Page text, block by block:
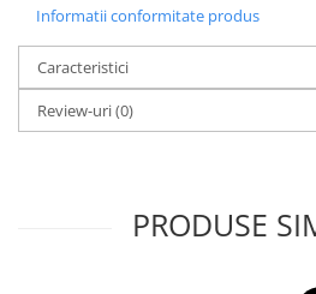
Informatii conformitate produs
Caracteristici
Review-uri(0)
PRODUSE